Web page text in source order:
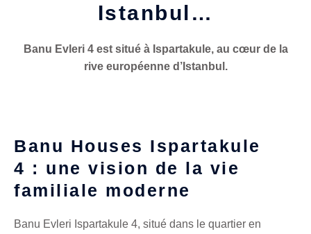
Istanbul…
Banu Evleri 4 est situé à Ispartakule, au cœur de la
rive européenne d’Istanbul.
Banu Houses Ispartakule
4 : une vision de la vie
familiale moderne
Banu Evleri Ispartakule 4, situé dans le quartier en